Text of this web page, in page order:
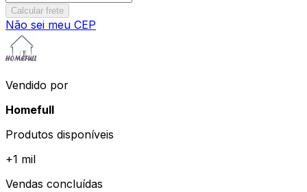
Calcular frete
Não sei meu CEP
Vendido por
Homefull
Produtos disponíveis
+1 mil
Vendas concluídas